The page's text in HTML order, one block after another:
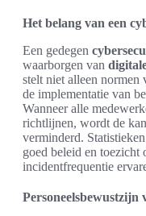
Het belang van een
Een gedegen
waarborgen van
stelt niet alleen normen
de implementatie van
Wanneer alle
richtlijnen, wordt de
verminderd.
goed beleid en toezicht
incidentfrequentie
Personeelsbewustzijn